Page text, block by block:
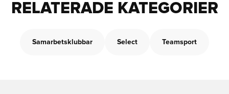
RELATERADE KATEGORIER
Samarbetsklubbar Select Teamsport